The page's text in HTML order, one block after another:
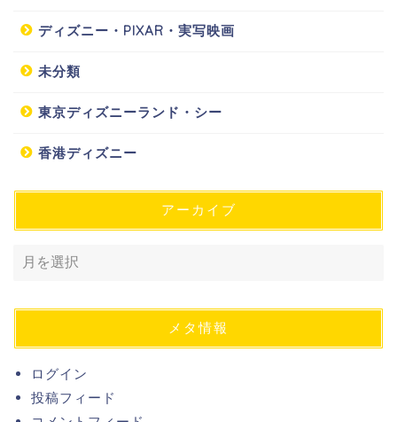
ディズニー・PIXAR・実写映画
未分類
東京ディズニーランド・シー
香港ディズニー
アーカイブ
メタ情報
ログイン
投稿フィード